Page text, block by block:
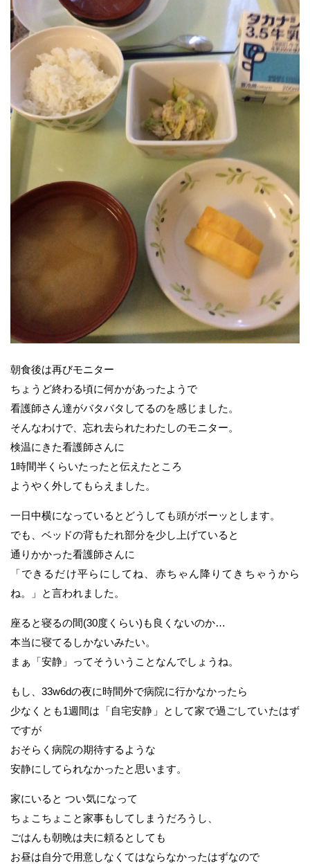
朝食後は再びモニター
ちょうど終わる頃に何かがあったようで
看護師さん達がバタバタしてるのを感じました。
そんなわけで、忘れ去られたわたしのモニター。
検温にきた看護師さんに
1時間半くらいたったと伝えたところ
ようやく外してもらえました。
一日中横になっているとどうしても頭がボーッとします。
でも、ベッドの背もたれ部分を少し上げていると
通りかかった看護師さんに
「できるだけ平らにしてね、赤ちゃん降りてきちゃうから
ね。」と言われました。
座ると寝るの間(30度くらい)も良くないのか…
本当に寝てるしかないみたい。
まぁ「安静」ってそういうことなんでしょうね。
もし、33w6dの夜に時間外で病院に行かなかったら
少なくとも1週間は「自宅安静」として家で過ごしていたはず
ですが
おそらく病院の期待するような
安静にしてられなかったと思います。
家にいると つい気になって
ちょこちょこと家事もしてしまうだろうし、
ごはんも朝晩は夫に頼るとしても
お昼は自分で用意しなくてはならなかったはずなので